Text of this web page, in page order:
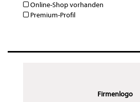
Online-Shop vorhanden
Premium-Profil
Firmenlogo